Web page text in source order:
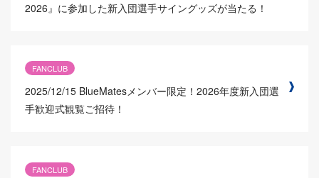
2026』に参加した新入団選手サイングッズが当たる！
FANCLUB
2025/12/15 BlueMatesメンバー限定！2026年度新入団選
手歓迎式観覧ご招待！
FANCLUB